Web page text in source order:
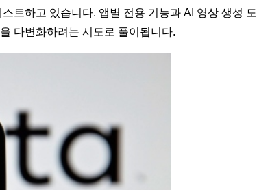
트하고 있습니다. 앱별 전용 기능과 AI 영상 생성
다변화하려는 시도로 풀이됩니다.